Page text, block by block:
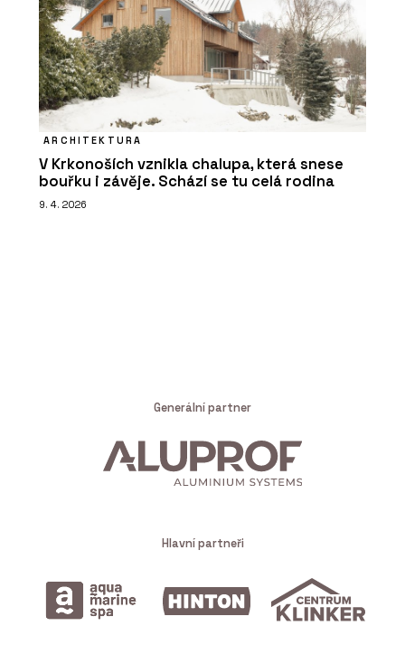
ARCHITEKTURA
V Krkonoších vznikla chalupa, která snese
bouřku i závěje. Schází se tu celá rodina
9. 4. 2026
Generální partner
Hlavní partneři